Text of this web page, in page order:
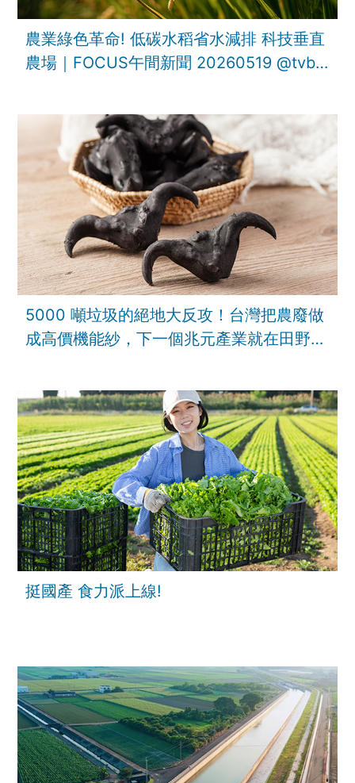
農業綠色革命! 低碳水稻省水減排 科技垂直
農場｜FOCUS午間新聞 20260519 ‪@tvbsf
5000 噸垃圾的絕地大反攻！台灣把農廢做
成高價機能紗，下一個兆元產業就在田野間
做電池│主播 苑曉琬│【台灣新思路】2026
0121│三立iNEWS
挺國產 食力派上線!